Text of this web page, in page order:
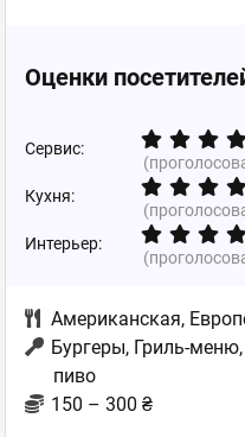
Оценки
Сервис:
Кухня:
Интерьер:
Американская,
Бургеры, Гриль-
пиво
150 – 300 ₴